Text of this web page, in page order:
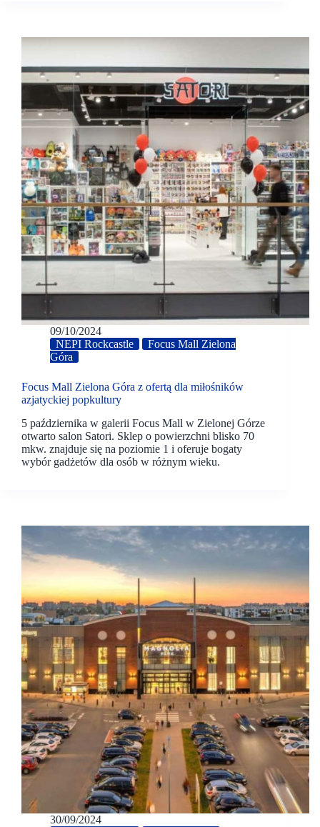
09/10/2024
NEPI Rockcastle
Focus Mall Zielona
Góra
Focus Mall Zielona Góra z ofertą dla miłośników
azjatyckiej popkultury
5 października w galerii Focus Mall w Zielonej Górze
otwarto salon Satori. Sklep o powierzchni blisko 70
mkw. znajduje się na poziomie 1 i oferuje bogaty
wybór gadżetów dla osób w różnym wieku.
30/09/2024